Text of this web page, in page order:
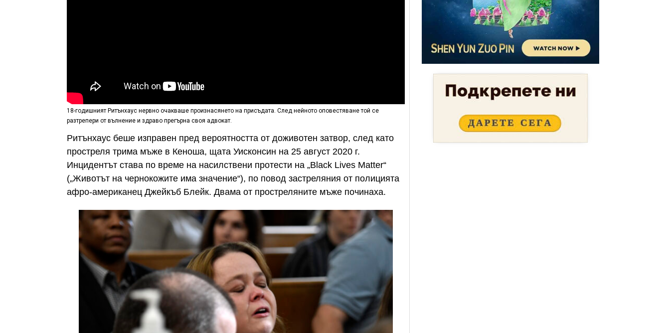
18-годишният Ритънхаус нервно очакваше произнасянето на присъдата. След нейното оповестяване той се
разтрепери от вълнение и здраво прегърна своя адвокат.
Ритънхаус беше изправен пред вероятността от доживотен затвор, след като
простреля трима мъже в Кеноша, щата Уисконсин на 25 август 2020 г.
Инцидентът става по време на насилствени протести на „Black Lives Matter“
(„Животът на чернокожите има значение“), по повод застреляния от полицията
афро-американец Джейкъб Блейк. Двама от простреляните мъже починаха.